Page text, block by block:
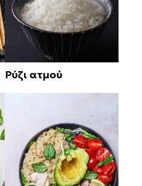
Ρύζι ατμού